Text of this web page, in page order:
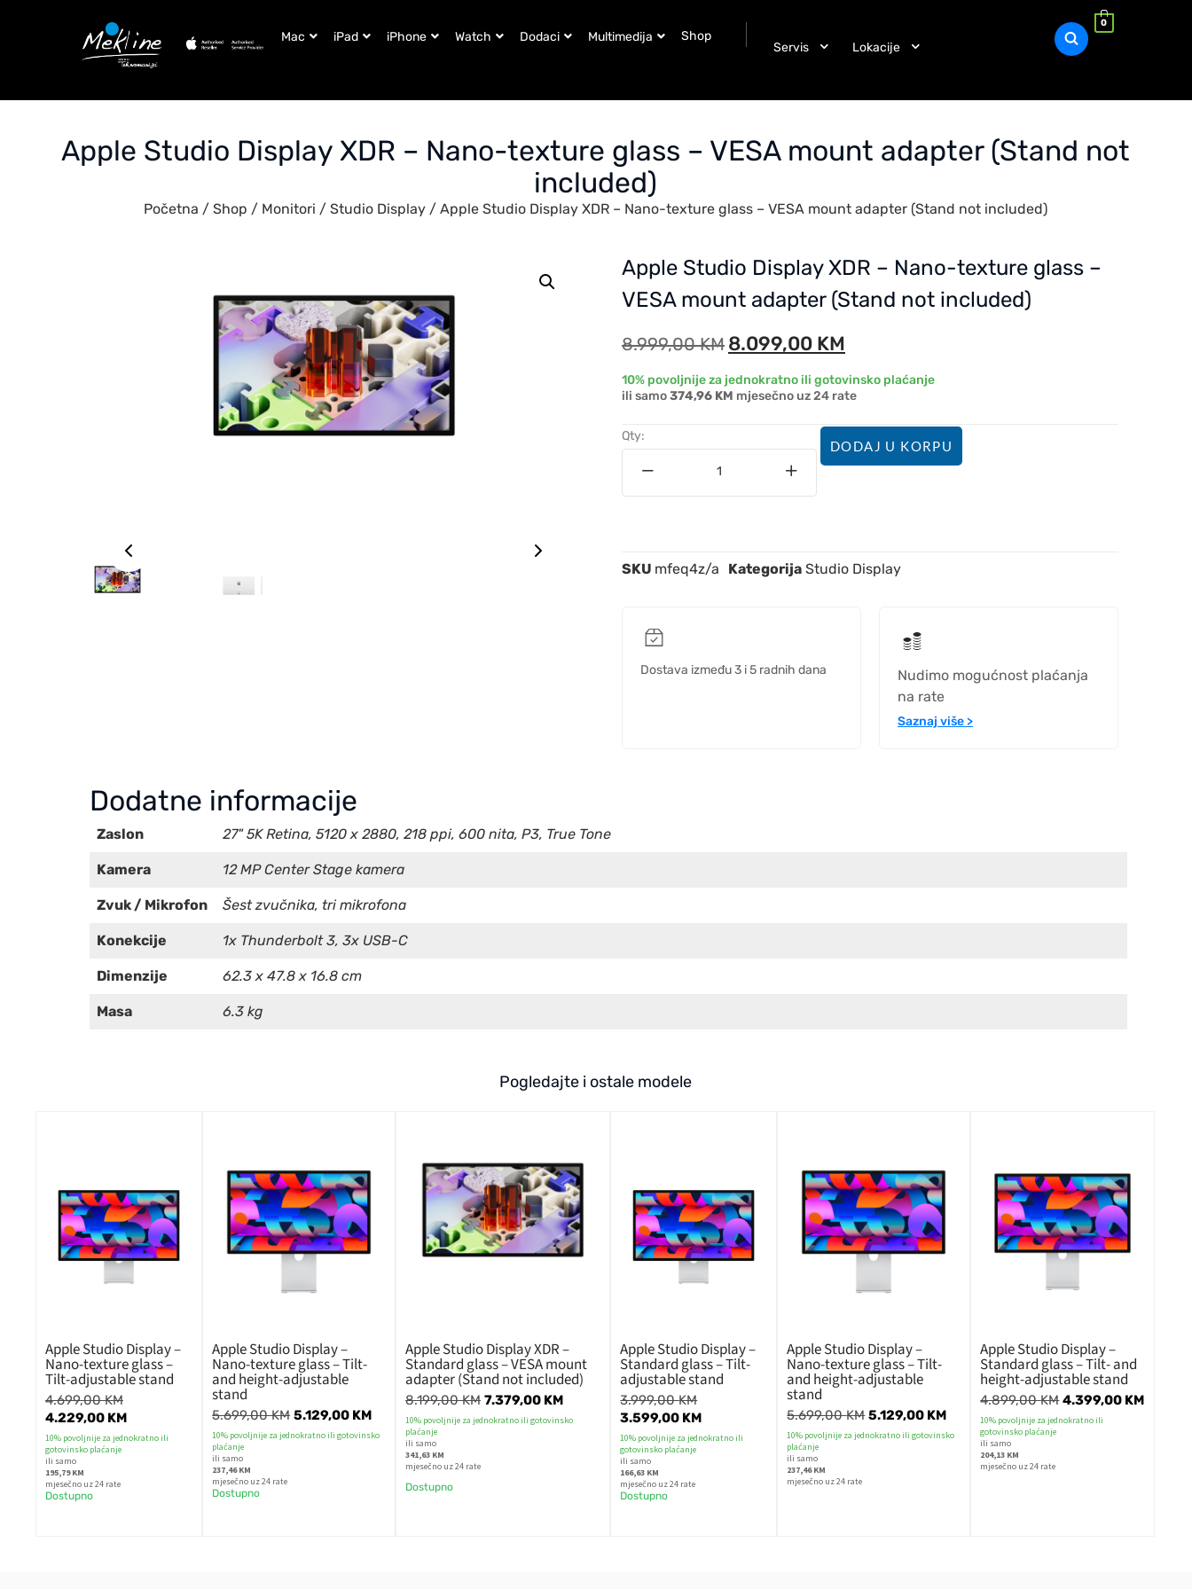
Mac iPad iPhone Watch Dodaci Multimedija Shop
Servis Lokacije
0
Apple Studio Display XDR – Nano-texture glass – VESA mount adapter (Stand not
included)
Početna / Shop / Monitori / Studio Display/ Apple Studio Display XDR – Nano-texture glass – VESA mount adapter (Stand not included)
Apple Studio Display XDR – Nano-texture glass –
VESA mount adapter (Stand not included)
8.999,00KM 8.099,00 KM
10% povoljnije za jednokratno ili gotovinsko plaćanje
ili samo374,96 KM mjesečno uz 24 rate
Qty:
DODAJ U KORPU
SKU mfeq4z/a Kategorija Studio Display
Dostava između 3 i 5 radnih dana
Nudimo mogućnost plaćanja
na rate
Saznaj više >
Dodatne informacije
Zaslon 27" 5K Retina, 5120 x 2880, 218 ppi, 600 nita, P3, True Tone
Kamera 12 MP Center Stage kamera
Zvuk / Mikrofon Šest zvučnika, tri mikrofona
Konekcije 1x Thunderbolt 3, 3x USB-C
Dimenzije 62.3 x 47.8 x 16.8 cm
Masa 6.3 kg
Pogledajte i ostale modele
Apple Studio Display –
Nano-texture glass –
Tilt-adjustable stand
4.699,00KM
4.229,00 KM
10% povoljnije za jednokratno ili
gotovinsko plaćanje
ili samo
195,79 KM
mjesečno uz 24 rate
Dostupno
Apple Studio Display –
Nano-texture glass – Tilt-
and height-adjustable
stand
5.699,00KM 5.129,00 KM
10% povoljnije za jednokratno ili gotovinsko
plaćanje
ili samo
237,46 KM
mjesečno uz 24 rate
Dostupno
Apple Studio Display XDR –
Standard glass – VESA mount
adapter (Stand not included)
8.199,00KM 7.379,00 KM
10% povoljnije za jednokratno ili gotovinsko
plaćanje
ili samo
341,63 KM
mjesečno uz 24 rate
Dostupno
Apple Studio Display –
Standard glass – Tilt-
adjustable stand
3.999,00KM
3.599,00 KM
10% povoljnije za jednokratno ili
gotovinsko plaćanje
ili samo
166,63 KM
mjesečno uz 24 rate
Dostupno
Apple Studio Display –
Nano-texture glass – Tilt-
and height-adjustable
stand
5.699,00KM 5.129,00 KM
10% povoljnije za jednokratno ili gotovinsko
plaćanje
ili samo
237,46 KM
mjesečno uz 24 rate
Apple Studio Display –
Standard glass – Tilt- and
height-adjustable stand
4.899,00KM 4.399,00 KM
10% povoljnije za jednokratno ili
gotovinsko plaćanje
ili samo
204,13 KM
mjesečno uz 24 rate